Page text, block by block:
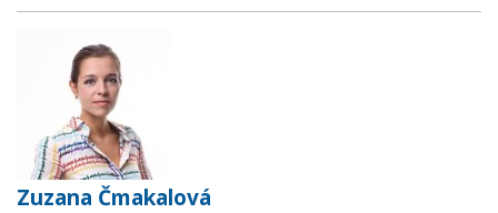
Zuzana Čmakalová